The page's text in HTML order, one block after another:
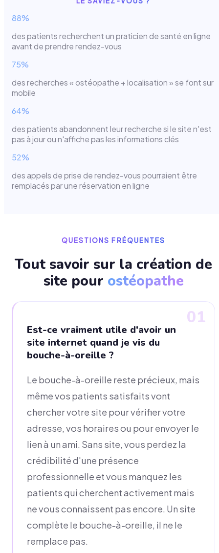
88%
des patients recherchent un praticien de santé en ligne
avant de prendre rendez-vous
75%
des recherches « ostéopathe + localisation » se font sur
mobile
64%
des patients abandonnent leur recherche si le site n'est
pas à jour ou n'affiche pas les informations clés
52%
des appels de prise de rendez-vous pourraient être
remplacés par une réservation en ligne
QUESTIONS FRÉQUENTES
Tout savoir sur la création de
site pour ostéopathe
01
Est-ce vraiment utile d'avoir un
site internet quand je vis du
bouche-à-oreille ?
Le bouche-à-oreille reste précieux, mais
même vos patients satisfaits vont
chercher votre site pour vérifier votre
adresse, vos horaires ou pour envoyer le
lien à un ami. Sans site, vous perdez la
crédibilité d'une présence
professionnelle et vous manquez les
patients qui cherchent activement mais
ne vous connaissent pas encore. Un site
complète le bouche-à-oreille, il ne le
remplace pas.